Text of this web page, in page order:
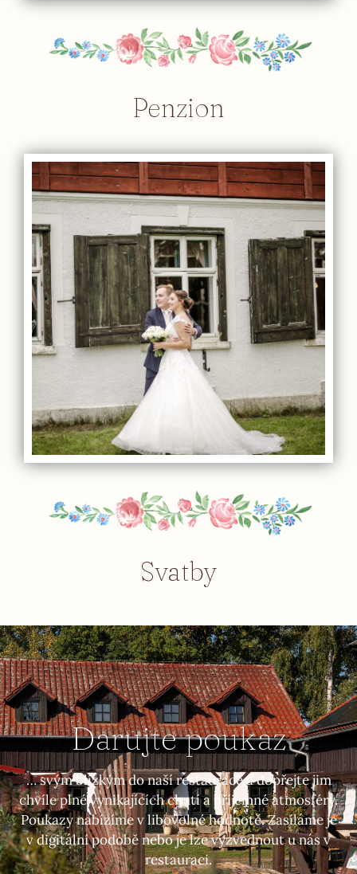
Penzion
Svatby
Darujte poukaz
… svým blízkým do naší restaurace a dopřejte jim
chvíle plné vynikajících chutí a příjemné atmosféry.
Poukazy nabízíme v libovolné hodnotě. Zasíláme je
v digitální podobě nebo je lze vyzvednout u nás v
restauraci.